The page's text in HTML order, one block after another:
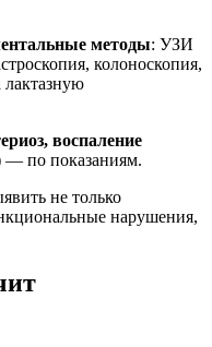
методы: УЗИ
колоноскопия,
лактазную
воспаление
— по показаниям.
не только
нарушения,